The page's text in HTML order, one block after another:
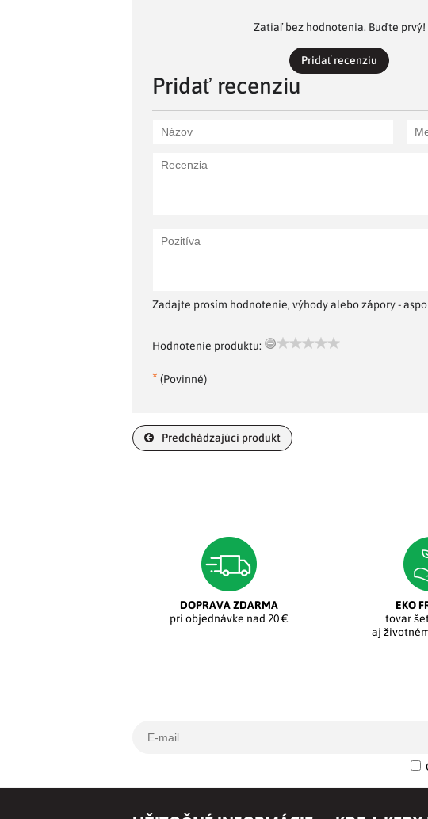
Zatiaľ bez hodnotenia. Buďte prvý!
Pridať recenziu
Pridať recenziu
Zadajte prosím hodnotenie, výhody alebo zápory -
Hodnotenie produktu:
* (Povinné)
Predchádzajúci produkt
DOPRAVA ZDARMA
pri objednávke nad 20 €
EKO
tovar
aj